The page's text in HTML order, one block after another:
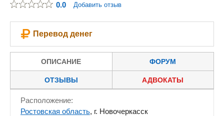
РЕКЛАМОДАТЕЛЯМ
0.0 Добавить отзыв
Перевод денег
ОПИСАНИЕ ФОРУМ
ОТЗЫВЫ АДВОКАТЫ
Расположение:
Ростовская область, г. Новочеркасск